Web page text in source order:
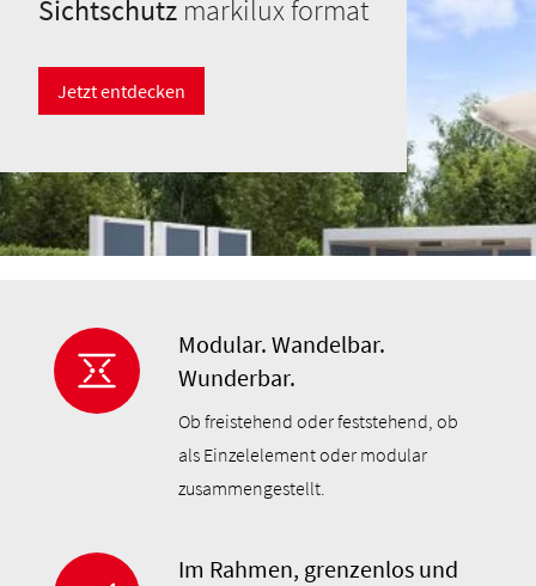
Sichtschutzmarkilux format
Jetzt entdecken
Modular. Wandelbar.
Wunderbar.
Ob freistehend oder feststehend, ob
als Einzelelement oder modular
zusammengestellt.
Im Rahmen, grenzenlos und